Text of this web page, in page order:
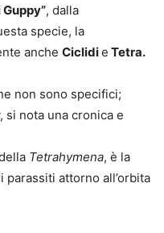
, dalla
specie, la
anche Ciclidie Tetra.
non sono specifici;
si nota una cronica e
Tetrahymena, è la
attorno all’orbita